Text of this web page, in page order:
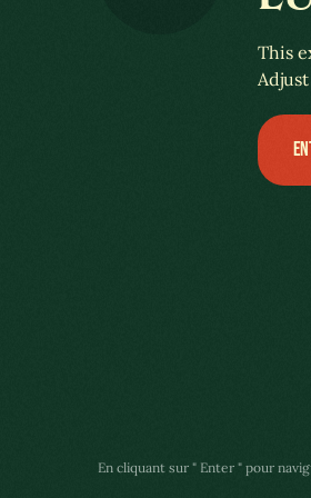
This
En cliquant sur " Enter " pour